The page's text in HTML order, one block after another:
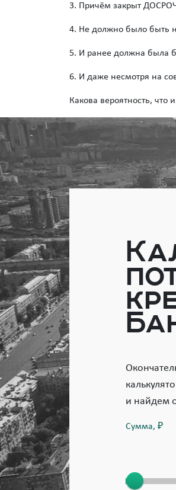
3. Причём закрыт
4. Не должно было быть
5. И ранее должна была
6. И даже несмотря на
Какова вероятность,
и найдем
Сумма, ₽